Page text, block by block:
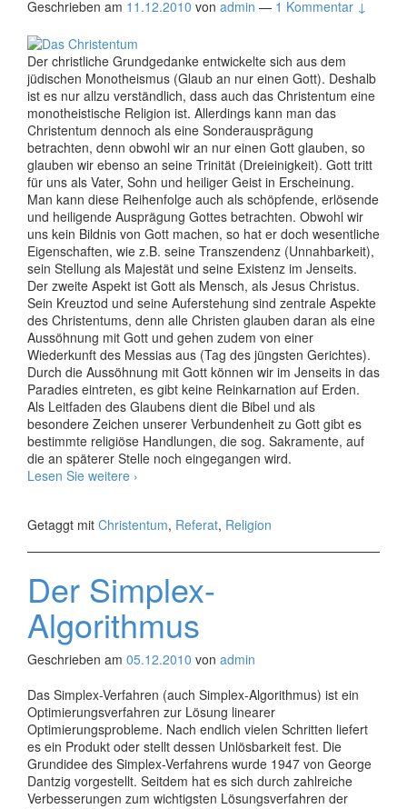
Geschrieben am 11.12.2010 von admin — 1 Kommentar ↓
Der christliche Grundgedanke entwickelte sich aus dem
jüdischen Monotheismus (Glaub an nur einen Gott). Deshalb
ist es nur allzu verständlich, dass auch das Christentum eine
monotheistische Religion ist. Allerdings kann man das
Christentum dennoch als eine Sonderausprägung
betrachten, denn obwohl wir an nur einen Gott glauben, so
glauben wir ebenso an seine Trinität (Dreieinigkeit). Gott tritt
für uns als Vater, Sohn und heiliger Geist in Erscheinung.
Man kann diese Reihenfolge auch als schöpfende, erlösende
und heiligende Ausprägung Gottes betrachten. Obwohl wir
uns kein Bildnis von Gott machen, so hat er doch wesentliche
Eigenschaften, wie z.B. seine Transzendenz (Unnahbarkeit),
sein Stellung als Majestät und seine Existenz im Jenseits.
Der zweite Aspekt ist Gott als Mensch, als Jesus Christus.
Sein Kreuztod und seine Auferstehung sind zentrale Aspekte
des Christentums, denn alle Christen glauben daran als eine
Aussöhnung mit Gott und gehen zudem von einer
Wiederkunft des Messias aus (Tag des jüngsten Gerichtes).
Durch die Aussöhnung mit Gott können wir im Jenseits in das
Paradies eintreten, es gibt keine Reinkarnation auf Erden.
Als Leitfaden des Glaubens dient die Bibel und als
besondere Zeichen unserer Verbundenheit zu Gott gibt es
bestimmte religiöse Handlungen, die sog. Sakramente, auf
die an späterer Stelle noch eingegangen wird.
Lesen Sie weitere Das
Glaubensziele
›
Getaggt mit Christentum, Referat, Religion
Der Simplex-
Algorithmus
Geschrieben am 05.12.2010 von admin
Das Simplex-Verfahren (auch Simplex-Algorithmus) ist ein
Optimierungsverfahren zur Lösung linearer
Optimierungsprobleme. Nach endlich vielen Schritten liefert
es ein Produkt oder stellt dessen Unlösbarkeit fest. Die
Grundidee des Simplex-Verfahrens wurde 1947 von George
Dantzig vorgestellt. Seitdem hat es sich durch zahlreiche
Verbesserungen zum wichtigsten Lösungsverfahren der